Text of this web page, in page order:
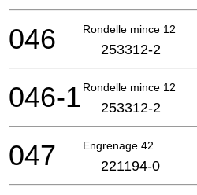
Rondelle mince 12
046 253312-2
Rondelle mince 12
046-1 253312-2
Engrenage 42
047 221194-0